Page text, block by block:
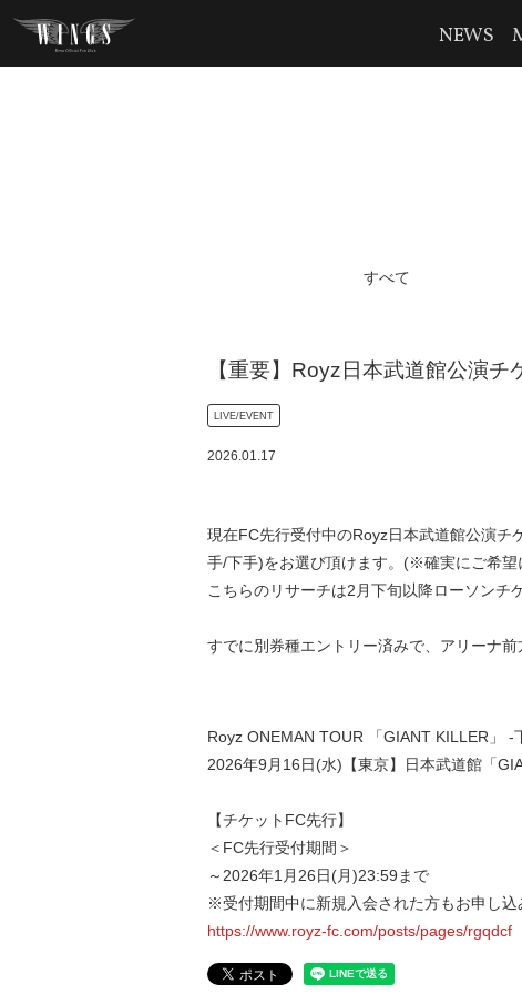
NEWS
すべて
【重要】Royz日本武道館公演チ
2026.01.17
LIVE/EVENT
現在FC先行受付中のRoyz日本武道館公演チ
手/下手)をお選び頂けます。(※確実にご希
こちらのリサーチは2月下旬以降ローソンチ
すでに別券種エントリー済みで、アリーナ
Royz ONEMAN TOUR 「GIANT KILLER」
2026年9月16日(水)【東京】日本武道館「
【チケットFC先行】
＜FC先行受付期間＞
～2026年1月26日(月)23:59まで
※受付期間中に新規入会された方もお申し込
https://www.royz-fc.com/posts/pages/rgqdcf